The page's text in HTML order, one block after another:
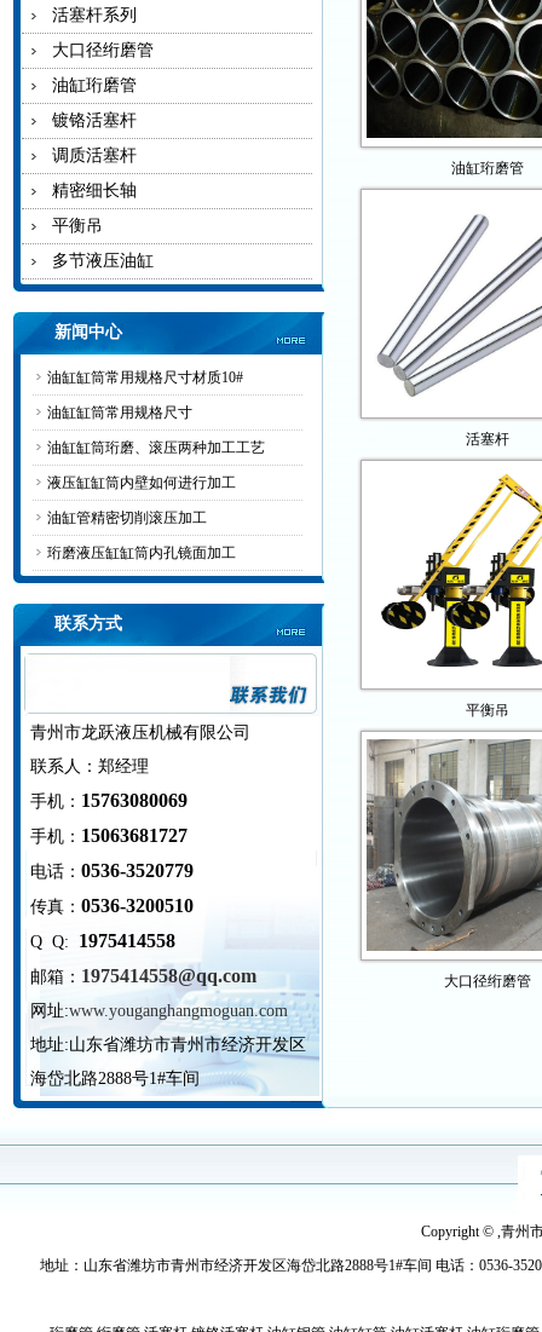
活塞杆系列
大口径绗磨管
油缸珩磨管
镀铬活塞杆
调质活塞杆
精密细长轴
平衡吊
多节液压油缸
新闻中心
油缸缸筒常用规格尺寸材质10#
油缸缸筒常用规格尺寸
油缸缸筒珩磨、滚压两种加工工艺
液压缸缸筒内壁如何进行加工
油缸管精密切削滚压加工
珩磨液压缸缸筒内孔镜面加工
联系方式
青州市龙跃液压机械有限公司
联系人：郑经理
手机： 15763080069
手机： 15063681727
电话： 0536-3520779
传真： 0536-3200510
Q Q: 1975414558
邮箱： 1975414558@qq.com
网址:www.youganghangmoguan.com
地址:山东省潍坊市青州市经济开发区
海岱北路2888号1#车间
油缸珩磨管
活塞杆
平衡吊
大口径绗磨管
Copyright © ,青州
地址：山东省潍坊市青州市经济开发区海岱北路2888号1#车间 电话：0536-